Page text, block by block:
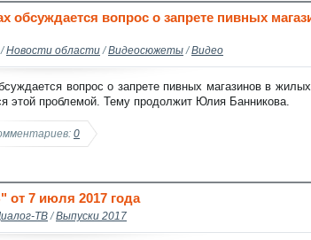
обсуждается вопрос о запрете пивных
/Новости области /Видеосюжеты /Видео
вопрос о запрете пивных магазинов в
этой проблемой. Тему продолжит Юлия Банникова.
0
от 7 июля 2017 года
ТВ /Выпуски 2017